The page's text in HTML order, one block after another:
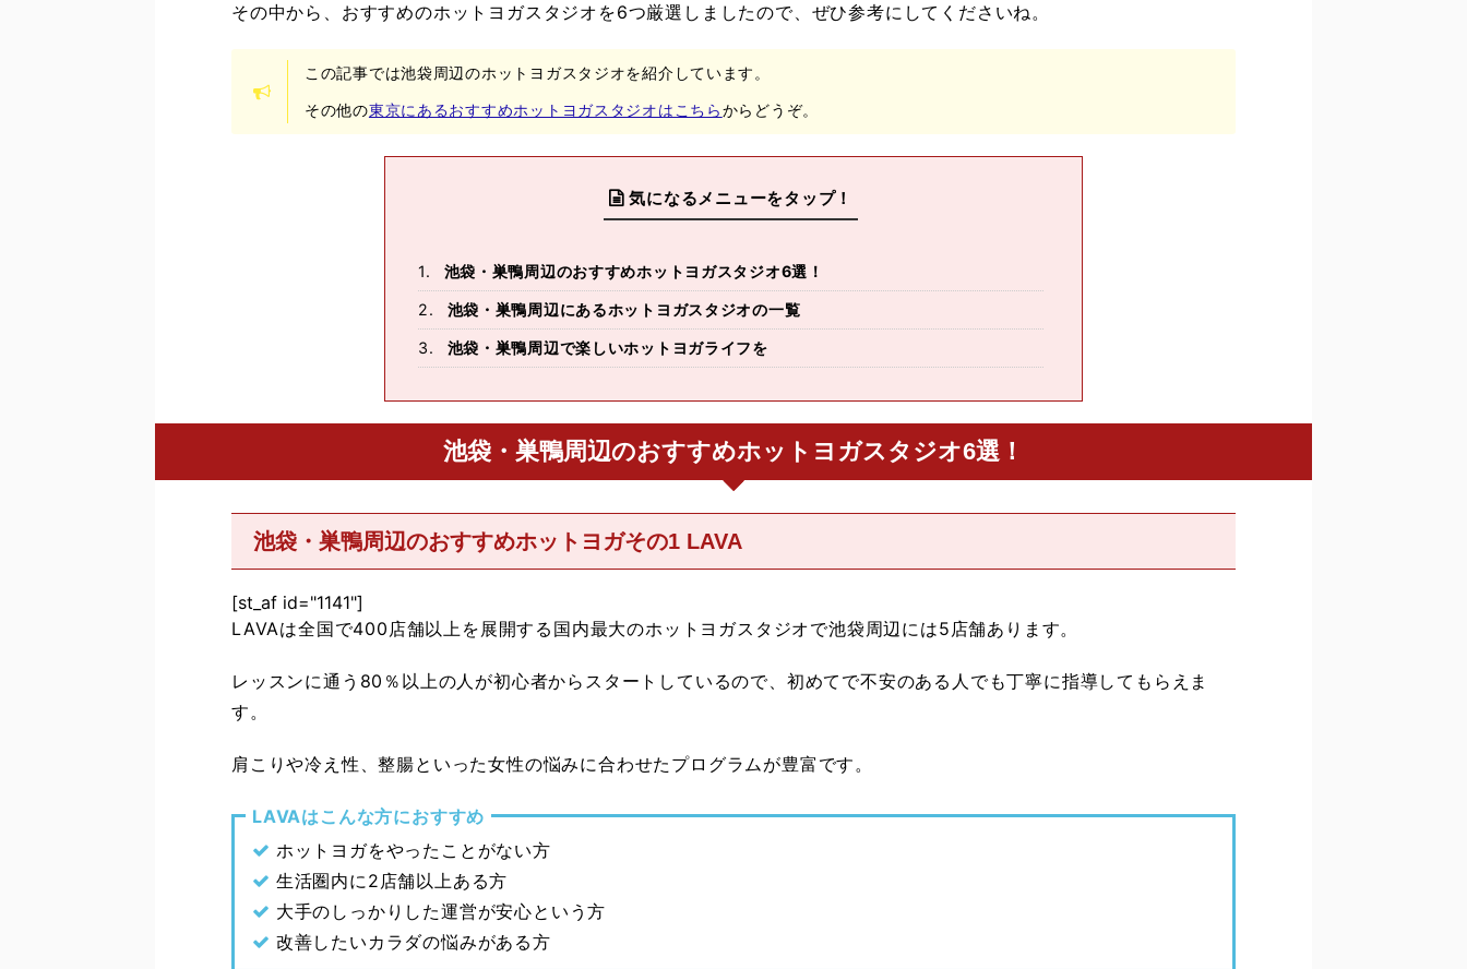
その中から、おすすめのホットヨガスタジオを6つ厳選しましたので、ぜひ参考にしてくださいね。
この記事では池袋周辺のホットヨガスタジオを紹介しています。
その他の東京にあるおすすめホットヨガスタジオはこちらからどうぞ。
気になるメニューをタップ！
池袋・巣鴨周辺のおすすめホットヨガスタジオ6選！
池袋・巣鴨周辺にあるホットヨガスタジオの一覧
池袋・巣鴨周辺で楽しいホットヨガライフを
池袋・巣鴨周辺のおすすめホットヨガスタジオ6選！
池袋・巣鴨周辺のおすすめホットヨガその1 LAVA
[st_af id="1141"]
LAVAは全国で400店舗以上を展開する国内最大のホットヨガスタジオで池袋周辺には5店舗あります。
レッスンに通う80％以上の人が初心者からスタートしているので、初めてで不安のある人でも丁寧に指導してもらえま
す。
肩こりや冷え性、整腸といった女性の悩みに合わせたプログラムが豊富です。
LAVAはこんな方におすすめ
ホットヨガをやったことがない方
生活圏内に2店舗以上ある方
大手のしっかりした運営が安心という方
改善したいカラダの悩みがある方